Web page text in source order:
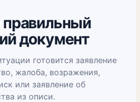
документ
готовится заявление
жалоба, возражения,
или заявление об
из описи.